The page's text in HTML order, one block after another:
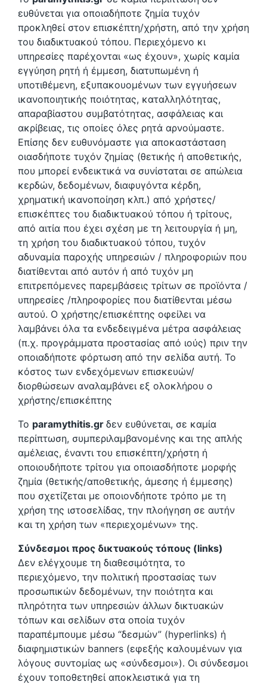
ευθύνεται για οποιαδήποτε ζημία τυχόν
προκληθεί στον επισκέπτη/χρήστη, από την χρήση
του διαδικτυακού τόπου. Περιεχόμενο κι
υπηρεσίες παρέχονται «ως έχουν», χωρίς καμία
εγγύηση ρητή ή έμμεση, διατυπωμένη ή
υποτιθέμενη, εξυπακουομένων των εγγυήσεων
ικανοποιητικής ποιότητας, καταλληλότητας,
απαραβίαστου συμβατότητας, ασφάλειας και
ακρίβειας, τις οποίες όλες ρητά αρνούμαστε.
Επίσης δεν ευθυνόμαστε για αποκαστάσταση
οιασδήποτε τυχόν ζημίας (θετικής ή αποθετικής,
που μπορεί ενδεικτικά να συνίσταται σε απώλεια
κερδών, δεδομένων, διαφυγόντα κέρδη,
χρηματική ικανοποίηση κλπ.) από χρήστες/
επισκέπτες του διαδικτυακού τόπου ή τρίτους,
από αιτία που έχει σχέση με τη λειτουργία ή μη,
τη χρήση του διαδικτυακού τόπου, τυχόν
αδυναμία παροχής υπηρεσιών / πληροφοριών που
διατίθενται από αυτόν ή από τυχόν μη
επιτρεπόμενες παρεμβάσεις τρίτων σε προϊόντα /
υπηρεσίες /πληροφορίες που διατίθενται μέσω
αυτού. Ο χρήστης/επισκέπτης οφείλει να
λαμβάνει όλα τα ενδεδειγμένα μέτρα ασφάλειας
(π.χ. προγράμματα προστασίας από ιούς) πριν την
οποιαδήποτε φόρτωση από την σελίδα αυτή. Το
κόστος των ενδεχόμενων επισκευών/
διορθώσεων αναλαμβάνει εξ ολοκλήρου ο
χρήστης/επισκέπτης
Το paramythitis.gr δεν ευθύνεται, σε καμία
περίπτωση, συμπεριλαμβανομένης και της απλής
αμέλειας, έναντι του επισκέπτη/χρήστη ή
οποιουδήποτε τρίτου για οποιασδήποτε μορφής
ζημία (θετικής/αποθετικής, άμεσης ή έμμεσης)
που σχετίζεται με οποιονδήποτε τρόπο με τη
χρήση της ιστοσελίδας, την πλοήγηση σε αυτήν
και τη χρήση των «περιεχομένων» της.
Σύνδεσμοι προς δικτυακούς τόπους (links)
Δεν ελέγχουμε τη διαθεσιμότητα, το
περιεχόμενο, την πολιτική προστασίας των
προσωπικών δεδομένων, την ποιότητα και
πληρότητα των υπηρεσιών άλλων δικτυακών
τόπων και σελίδων στα οποία τυχόν
παραπέμπουμε μέσω “δεσμών” (hyperlinks) ή
διαφημιστικών banners (εφεξής καλουμένων για
λόγους συντομίας ως «σύνδεσμοι»). Οι σύνδεσμοι
έχουν τοποθετηθεί αποκλειστικά για τη